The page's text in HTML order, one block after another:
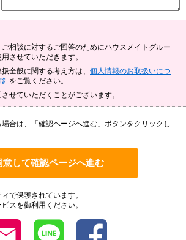
相談に対するご回答のためにハウスメイトグルー
させていただきます。
全般に関する考え方は、 個人情報のお取扱いにつ
針をご覧ください。
せていただくことがございます。
合は、「確認ページへ進む」ボタンをクリックし
で保護されています。
スを御利用ください。